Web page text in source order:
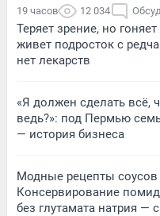
19 часов 12 034
Теряет зрение, но
живет подросток с
нет лекарств
«Я должен сделать всё,
ведь?»: под Пермью
— история бизнеса
Модные рецепты
Консервирование
без глутамата натрия —